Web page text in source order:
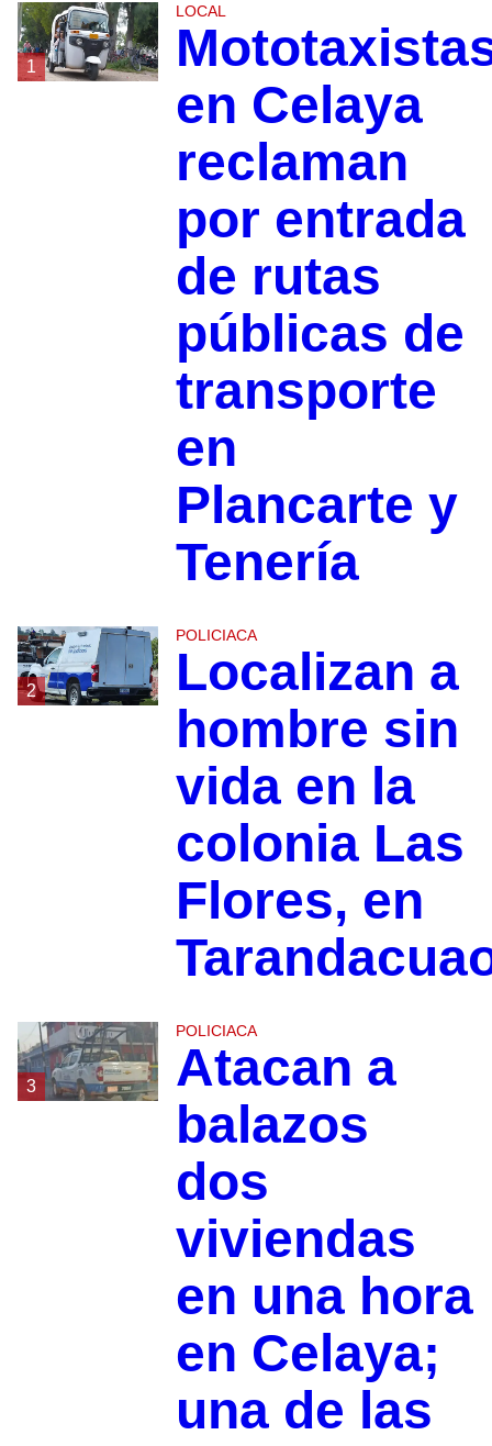
1
LOCAL
en Celaya
reclaman
por entrada
de rutas
públicas de
transporte
en
Plancarte y
Tenería
2
POLICIACA
Localizan a
hombre sin
vida en la
colonia Las
Flores, en
3
POLICIACA
Atacan a
balazos
dos
viviendas
en una hora
en Celaya;
una de las